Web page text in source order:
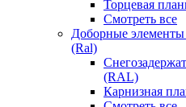
Торцевая
Смотреть все
Доборные
(Ral)
(RAL)
Карнизная